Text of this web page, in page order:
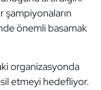
şampiyonaların
önemli basamak
organizasyonda
etmeyi hedefliyor.